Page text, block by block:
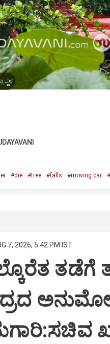
ಸ್ಥಳ
#die #tree #falls #moving car
7, 2026, 5:42 PM IST